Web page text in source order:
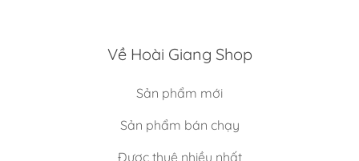
Về Hoài Giang Shop
Sản phẩm mới
Sản phẩm bán chạy
Được thuê nhiều nhất